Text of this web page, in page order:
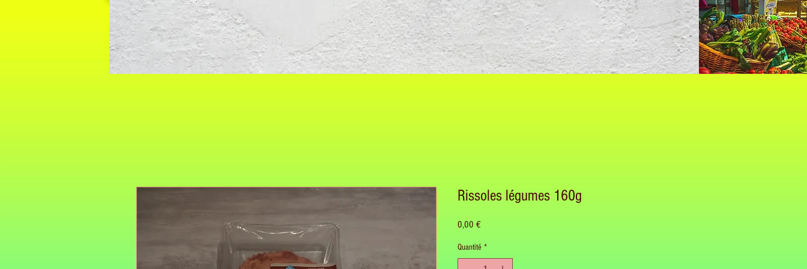
Rissoles légumes 160g
0,00 €Prix
Quantité *